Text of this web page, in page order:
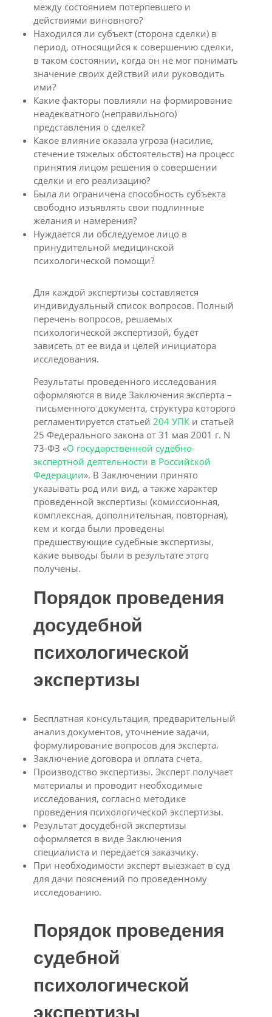
между состоянием потерпевшего и
действиями виновного?
Находился ли субъект (сторона сделки) в
период, относящийся к совершению сделки,
в таком состоянии, когда он не мог понимать
значение своих действий или руководить
ими?
Какие факторы повлияли на формирование
неадекватного (неправильного)
представления о сделке?
Какое влияние оказала угроза (насилие,
стечение тяжелых обстоятельств) на процесс
принятия лицом решения о совершении
сделки и его реализацию?
Была ли ограничена способность субъекта
свободно изъявлять свои подлинные
желания и намерения?
Нуждается ли обследуемое лицо в
принудительной медицинской
психологической помощи?
Для каждой экспертизы составляется
индивидуальный список вопросов. Полный
перечень вопросов, решаемых
психологической экспертизой, будет
зависеть от ее вида и целей инициатора
исследования.
Результаты проведенного исследования
оформляются в виде Заключения эксперта –
письменного документа, структура которого
регламентируется статьей 204 УПК и статьей
25 Федерального закона от 31 мая 2001 г. N
73-ФЗ «О государственной судебно-
экспертной деятельности в Российской
Федерации». В Заключении принято
указывать род или вид, а также характер
проведенной экспертизы (комиссионная,
комплексная, дополнительная, повторная),
кем и когда были проведены
предшествующие судебные экспертизы,
какие выводы были в результате этого
получены.
Порядок проведения
досудебной
психологической
экспертизы
Бесплатная консультация, предварительный
анализ документов, уточнение задачи,
формулирование вопросов для эксперта.
Заключение договора и оплата счета.
Производство экспертизы. Эксперт получает
материалы и проводит необходимые
исследования, согласно методике
проведения психологической экспертизы.
Результат досудебной экспертизы
оформляется в виде Заключения
специалиста и передается заказчику.
При необходимости эксперт выезжает в суд
для дачи пояснений по проведенному
исследованию.
Порядок проведения
судебной
психологической
экспертизы